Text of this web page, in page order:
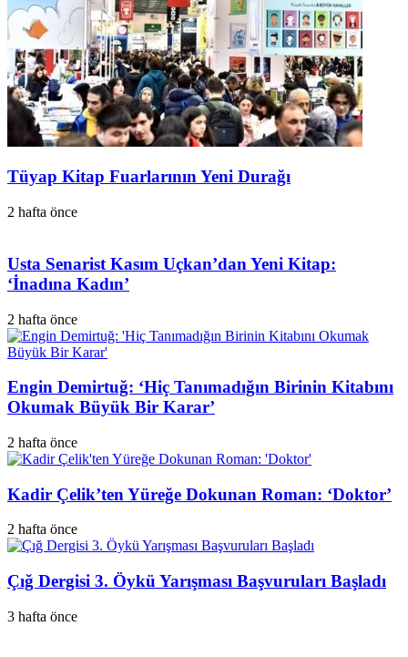
Tüyap Kitap Fuarlarının Yeni Durağı
2 hafta önce
Usta Senarist Kasım Uçkan’dan Yeni Kitap:
‘İnadına Kadın’
2 hafta önce
Engin Demirtuğ: ‘Hiç Tanımadığın Birinin Kitabını
Okumak Büyük Bir Karar’
2 hafta önce
Kadir Çelik’ten Yüreğe Dokunan Roman: ‘Doktor’
2 hafta önce
Çığ Dergisi 3. Öykü Yarışması Başvuruları Başladı
3 hafta önce